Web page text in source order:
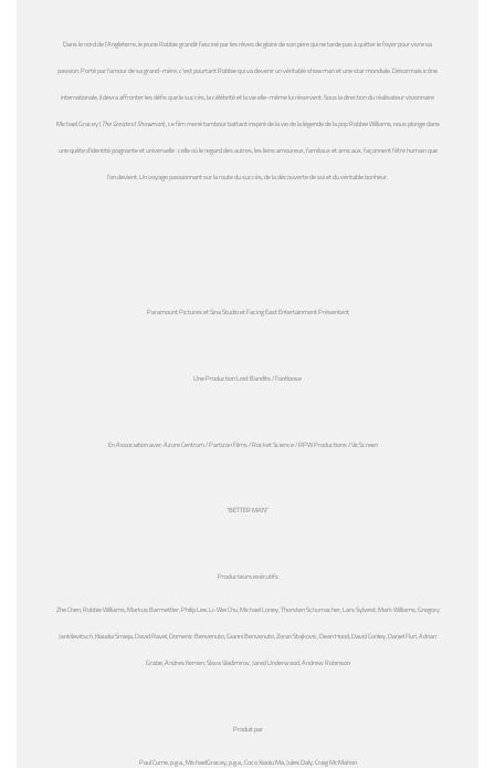
Dans le nord de l’Angleterre, le jeune Robbie grandit fasciné par les rêves de gloire de son père qui ne tarde pas à quitter le foyer pour vivre sa
passion. Porté par l’amour de sa grand-mère, c’est pourtant Robbie qui va devenir un véritable showman et une star mondiale. Désormais icône
internationale, il devra affronter les défis que le succès, la célébrité et la vie elle-même lui réservent. Sous la direction du réalisateur visionnaire
Michael Gracey ( The Greatest Showman), ce film mené tambour battant inspiré de la vie de la légende de la pop Robbie Williams, nous plonge dans
une quête d’identité poignante et universelle : celle où le regard des autres, les liens amoureux, familiaux et amicaux, façonnent l’être humain que
l’on devient. Un voyage passionnant sur la route du succès, de la découverte de soi et du véritable bonheur.
Paramount Pictures et Sina Studio et Facing East Entertainment Présentent
Une Production Lost Bandits / Footloose
En Association avec Azure Centrum / Partizan Films / Rocket Science / RPW Productions / VicScreen
“BETTER MAN”
Producteurs exécutifs
Zhe Chen, Robbie Williams, Markus Barmettler, Philip Lee, Li-Wei Chu, Michael Loney, Thorsten Schumacher, Lars Sylvest, Mark Williams, Gregory
Jankilevitsch, Klaudia Smieja, David Ravel, Domenic Benvenuto, Gianni Benvenuto, Zoran Stojkovic, Dean Hood, David Conley, Daniel Fluri, Adrian
Grabe, Andres Kernen, Slava Vladimirov, Jared Underwood, Andrew Robinson
Produit par
Paul Currie, p.g.a., MichaelGracey, p.g.a., Coco Xiaolu Ma, Jules Daly, Craig McMahon